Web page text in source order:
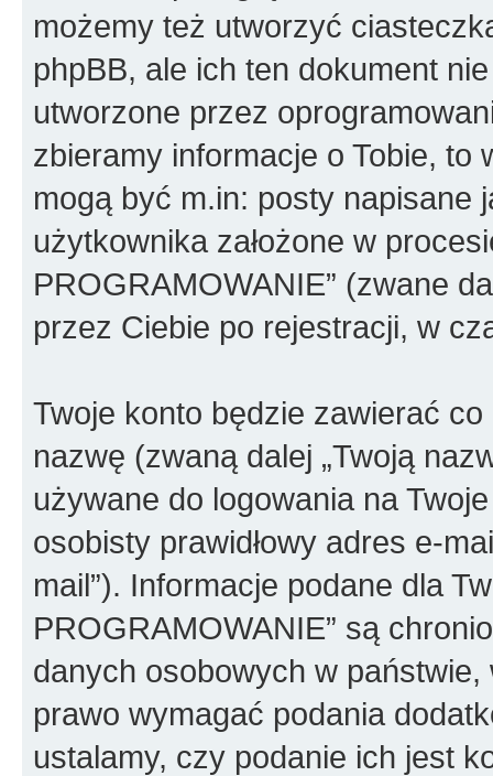
możemy też utworzyć
phpBB, ale ich ten dokument
utworzone przez
zbieramy informacje o Tobie, to
mogą być m.in: posty napisane
użytkownika założone w
PROGRAMOWANIE” (zwane
przez Ciebie po rejestracji, w
Twoje konto będzie zawierać
nazwę (zwaną dalej „Twoją
używane do logowania na
osobisty prawidłowy adres e-
mail”). Informacje podane dla
PROGRAMOWANIE” są
danych osobowych w
prawo wymagać podania
ustalamy, czy podanie ich jest